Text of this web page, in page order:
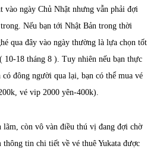
ngày Chủ Nhật nhưng vẫn phải đợi
Nếu bạn tới Nhật Bản trong thời
qua đây vào ngày thường là lựa chọn tốt
10-18 tháng 8 ). Tuy nhiên nếu bạn thực
đông người qua lại, bạn có thể mua vé
vé vip 2000 yên-400k).
còn vô vàn điều thú vị đang đợi chờ
tin chi tiết về vé thuê Yukata được